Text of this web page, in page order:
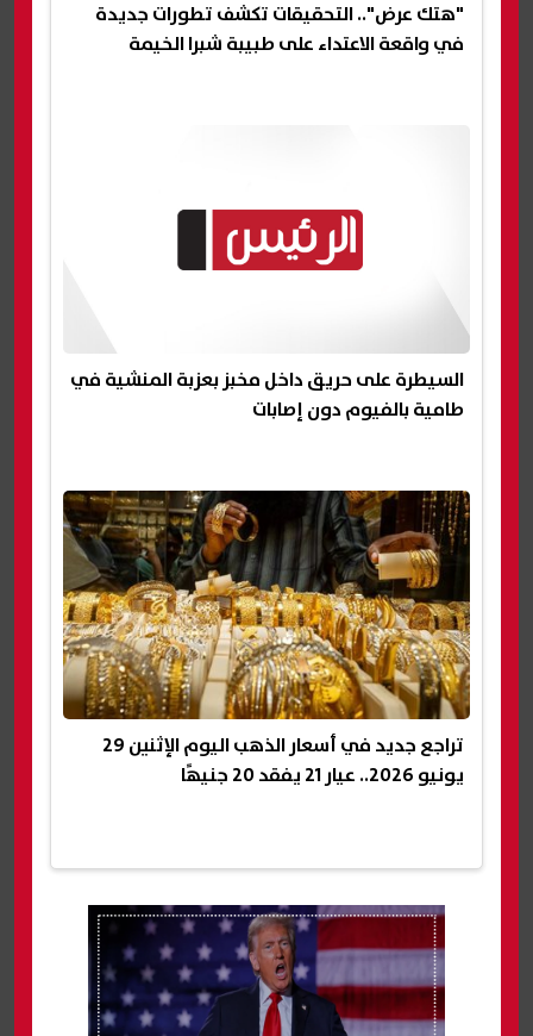
"هتك عرض".. التحقيقات تكشف تطورات جديدة
في واقعة الاعتداء على طبيبة شبرا الخيمة
السيطرة على حريق داخل مخبز بعزبة المنشية في
طامية بالفيوم دون إصابات
تراجع جديد في أسعار الذهب اليوم الإثنين 29
يونيو 2026.. عيار 21 يفقد 20 جنيهًا